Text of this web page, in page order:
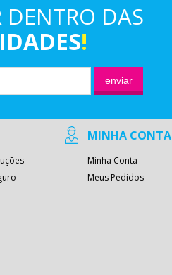
DENTRO DAS
!
enviar
MINHA CONTA
Minha Conta
Meus Pedidos